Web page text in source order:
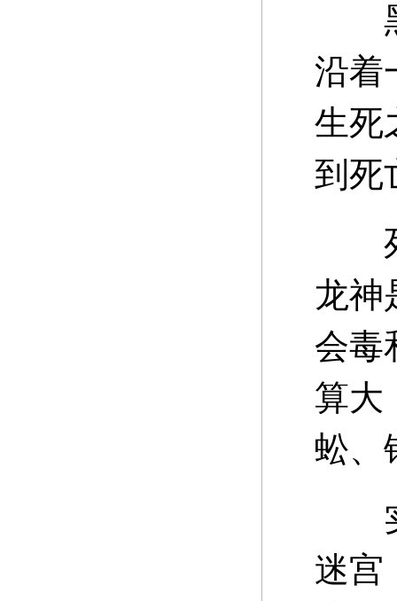
黑
沿着
生死
到死
死
龙神
会毒
算大
蚣、
实
迷宫